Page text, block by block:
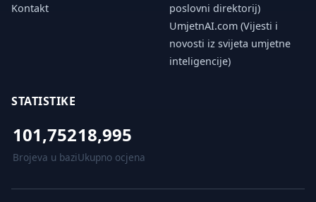
Kontakt
poslovni direktorij)
UmjetnAI.com (Vijesti i
novosti iz svijeta umjetne
inteligencije)
STATISTIKE
101,752
Brojeva u bazi
18,995
Ukupno ocjena